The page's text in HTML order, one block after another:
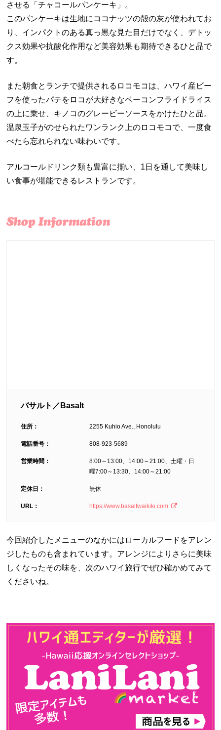
させる「チャコールパンケーキ」。
このパンケーキは生地にココナッツの殻の灰が使われてお
り、インパクトのある真っ黒な見た目だけでなく、デトッ
クス効果や抗酸化作用など美容効果も期待できるひと品で
す。
また朝食とランチで提供されるロコモコは、ハワイ産ビー
フを使ったパテをロコが大好きなベーコンフライドライス
の上に乗せ、キノコのグレービーソースをかけたひと品。
温泉玉子がのせられたワンランク上のロコモコで、一度食
べたら忘れられない味わいです。
アルコールドリンク類も豊富に揃い、1日を通して美味し
い食事が堪能できるレストランです。
バサルト／Basalt
住所： 2255 Kuhio Ave., Honolulu
電話番号： 808-923-5689
営業時間：
8:00～13:00、14:00～21:00、土曜・日
曜7:00～13:30、14:00～21:00
定休日： 無休
URL： https://www.basaltwaikiki.com
今回紹介したメニューのなかにはローカルフードをアレン
ジしたものも含まれています。アレンジによりさらに美味
しくなったその味を、次のハワイ旅行でぜひ確かめてみて
くださいね。